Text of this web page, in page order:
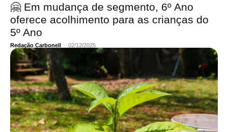
🤗 Em mudança de segmento, 6º Ano
oferece acolhimento para as crianças do
5º Ano
Redação Carbonell - 02/12/2025